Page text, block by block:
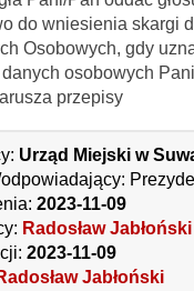
do wniesienia skargi
Osobowych, gdy
osobowych
przepisy
Urząd Miejski w
2023-11-09
Radosław Jabłoński
2023-11-09
Jabłoński